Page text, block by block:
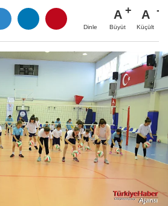
Dinle
A
Büyüt
A
Küçült